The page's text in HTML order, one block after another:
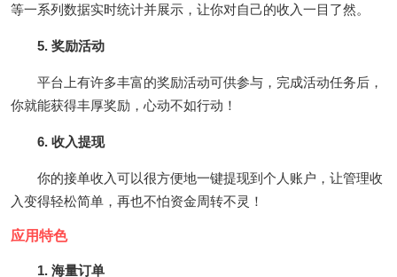
等一系列数据实时统计并展示，让你对自己的收入一目了然。
5. 奖励活动
平台上有许多丰富的奖励活动可供参与，完成活动任务后，
你就能获得丰厚奖励，心动不如行动！
6. 收入提现
你的接单收入可以很方便地一键提现到个人账户，让管理收
入变得轻松简单，再也不怕资金周转不灵！
应用特色
1. 海量订单